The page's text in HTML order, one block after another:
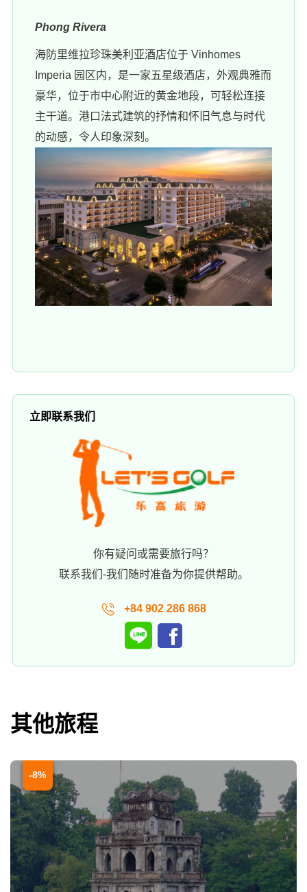
Phong Rivera
海防里维拉珍珠美利亚酒店位于 Vinhomes
Imperia 园区内，是一家五星级酒店，外观典雅而
豪华，位于市中心附近的黄金地段，可轻松连接
主干道。港口法式建筑的抒情和怀旧气息与时代
的动感，令人印象深刻。
立即联系我们
你有疑问或需要旅行吗？
联系我们-我们随时准备为你提供帮助。
+84 902 286 868
其他旅程
-8%